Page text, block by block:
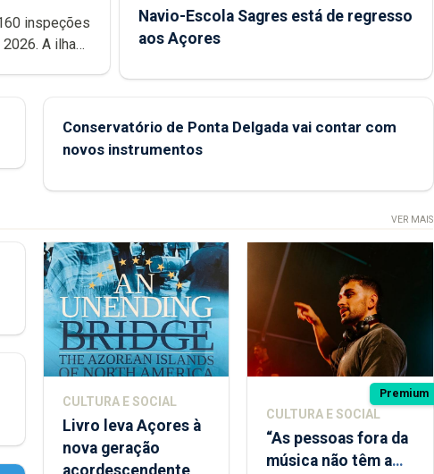
Navio-Escola Sagres está de regresso
aos Açores
Conservatório de Ponta Delgada vai contar com
novos instrumentos
VER MAIS
CULTURA E SOCIAL
Livro leva Açores à
nova geração
açordescendente
Premium
CULTURA E SOCIAL
“As pessoas fora da
música não têm a